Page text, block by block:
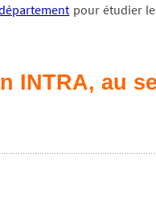
pour étudier
INTRA, au